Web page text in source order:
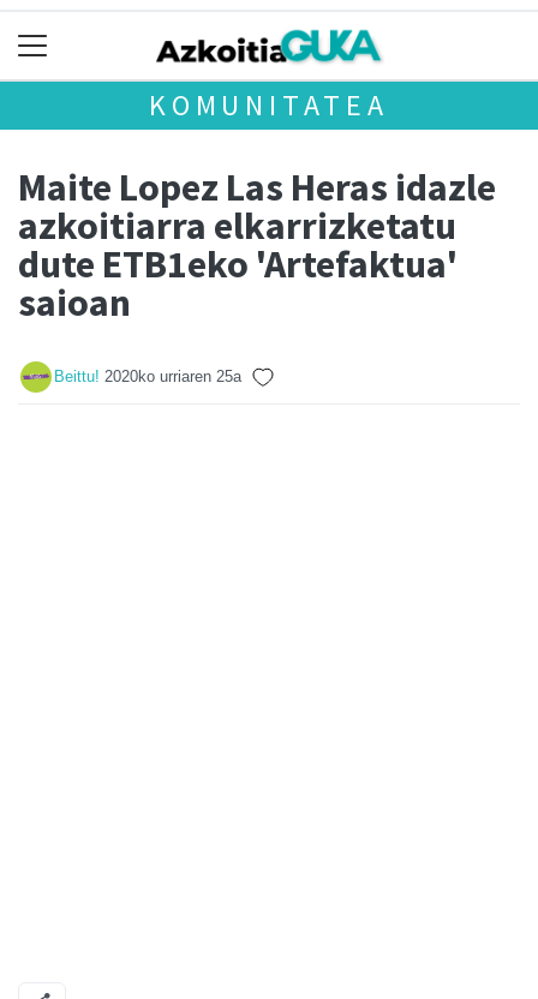
KOMUNITATEA
Maite Lopez Las Heras idazle
azkoitiarra elkarrizketatu
dute ETB1eko 'Artefaktua'
saioan
Beittu! 2020ko urriaren 25a